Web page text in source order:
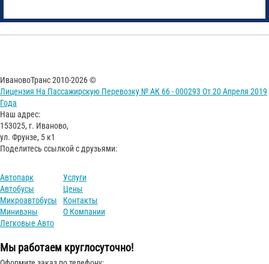
ИвановоТранс 2010-2026 ©
Лицензия На Пассажирскую Перевозку № АК 66 - 000293 От 20 Апреля 2019
Года
Наш адрес:
153025, г. Иваново,
ул. Фрунзе, 5 к1
Поделитесь ссылкой с друзьями:
Автопарк
Автобусы
Микроавтобусы
Минивэны
Легковые Авто
Услуги
Цены
Контакты
О Компании
Мы работаем круглосуточно!